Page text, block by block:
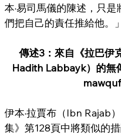
本·易司馬儀的陳述，只
們把自己的責任推給他。」
傳述3：來自《拉巴伊
Hadith Labbayk）的無
伊本·拉賈布（Ibn Rajab
集》第128頁中將類似的